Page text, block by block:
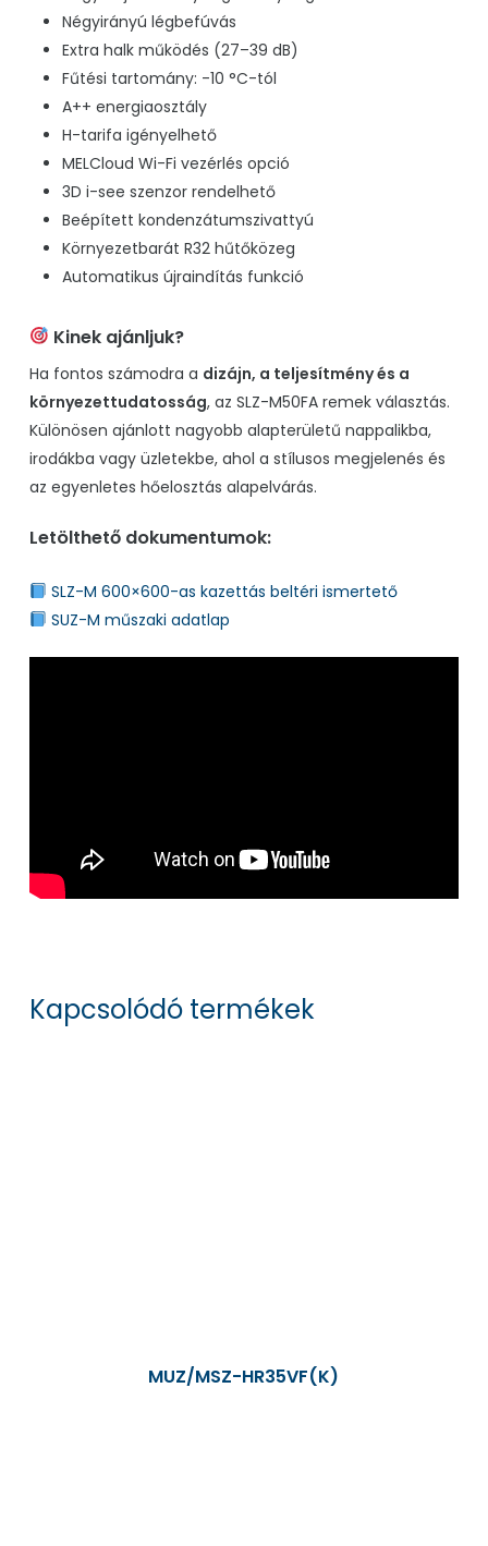
Négyirányú légbefúvás
Extra halk működés (27–39 dB)
Fűtési tartomány: -10 °C-tól
A++ energiaosztály
H-tarifa igényelhető
MELCloud Wi-Fi vezérlés opció
3D i-see szenzor rendelhető
Beépített kondenzátumszivattyú
Környezetbarát R32 hűtőközeg
Automatikus újraindítás funkció
Kinek ajánljuk?
Ha fontos számodra a dizájn, a teljesítmény és a
környezettudatosság, az SLZ-M50FA remek választás.
Különösen ajánlott nagyobb alapterületű nappalikba,
irodákba vagy üzletekbe, ahol a stílusos megjelenés és
az egyenletes hőelosztás alapelvárás.
Letölthető dokumentumok:
SLZ-M 600×600-as kazettás beltéri ismertető
SUZ-M műszaki adatlap
Kapcsolódó termékek
MUZ/MSZ-HR35VF(K)